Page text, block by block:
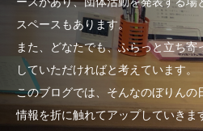
スペースもあります。
また、どなたでも、ふらっと立ち
していただければと考えています。
このブログでは、そんなのぼりん
情報を折に触れてアップしていきま